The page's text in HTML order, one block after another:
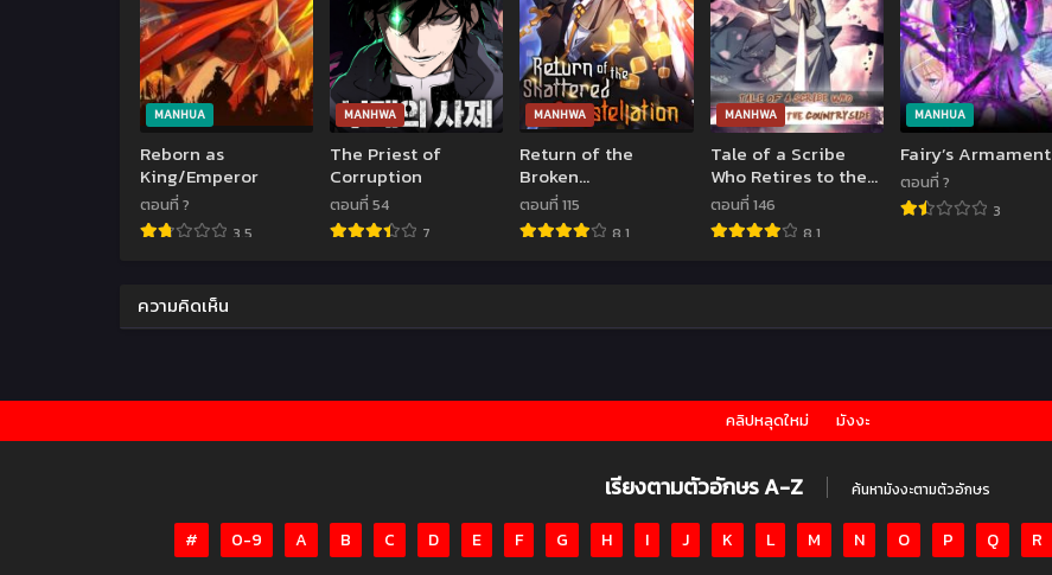
MANHUA
Reborn as
King/Emperor
ตอนที่ ?
3.5
MANHWA
The Priest of
Corruption
ตอนที่ 54
7
MANHWA
Return of the
Broken
Constellation
ตอนที่ 115
8.1
MANHWA
Tale of a Scribe
Who Retires to the
Countryside
ตอนที่ 146
8.1
MANHUA
Fairy’s Armament
ตอนที่ ?
3
ความคิดเห็น
คลิปหลุดใหม่ มังงะ
เรียงตามตัวอักษร A-Z ค้นหามังงะตามตัวอักษร
# 0-9 A B C D E F G H I J K L M N O P Q R